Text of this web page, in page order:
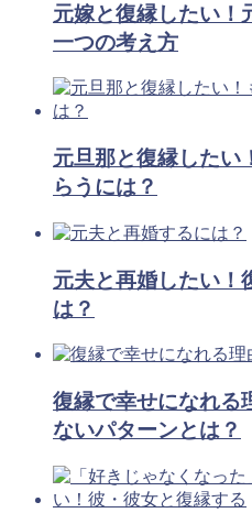
元嫁と復縁したい！
一つの考え方
元旦那と復縁したい
らうには？
元夫と再婚したい！
は？
復縁で幸せになれる
ないパターンとは？